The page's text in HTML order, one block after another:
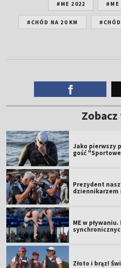
#ME 2022 #ME
#CHÓD NA 20 KM #CHÓD
Jako pierwszy
gość
Prezydent
dziennikarzem
ME w
Złoto i brąz!